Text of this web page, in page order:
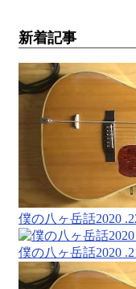
新着記事
僕の八ヶ岳話2020
僕の八ヶ岳話2020